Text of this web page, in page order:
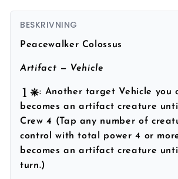
BESKRIVNING
Peacewalker Colossus
Artifact — Vehicle
: Another target Vehicle you
becomes an artifact creature
Crew 4 (Tap any number of
control with total power 4 or
becomes an artifact creature
turn.)